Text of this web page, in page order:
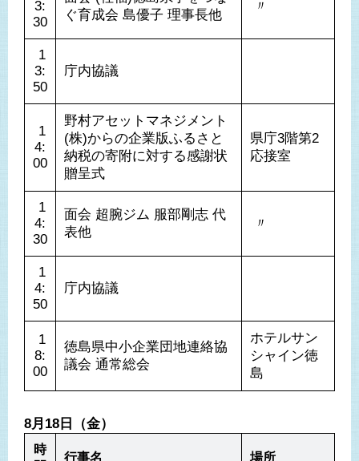
3:
30
ぐ育成会 島優子 理事長他
〃
3:
50
庁内協議
4:
00
野村アセットマネジメント
(株)からの企業版ふるさと
納税の寄附に対する感謝状
贈呈式
県庁3階第2
応接室
4:
30
面会 超腕ジム 服部剛志 代
表他
〃
4:
50
庁内協議
8:
00
徳島県中小企業団地連絡協
議会 通常総会
ホテルサン
シャイン徳
島
8月18日（金）
時
行事名 場所